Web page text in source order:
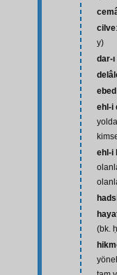
cilve
y)
dar-
ebed
ehl-i
ehl-i
(bk.